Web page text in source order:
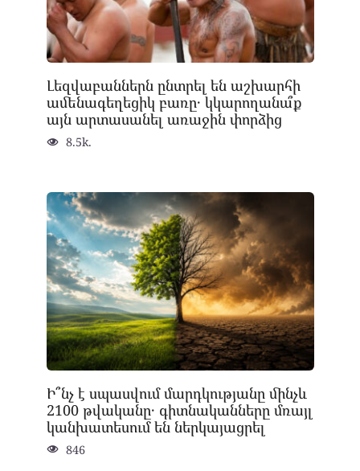
Լեզվաբաններն ընտրել են աշխարհի
ամենագեղեցիկ բառը․ կկարողանա՞ք
այն արտասանել առաջին փորձից
8.5k.
Ի՞նչ է սպասվում մարդկությանը մինչև
2100 թվականը․ գիտնականները մռայլ
կանխատեսում են ներկայացրել
846